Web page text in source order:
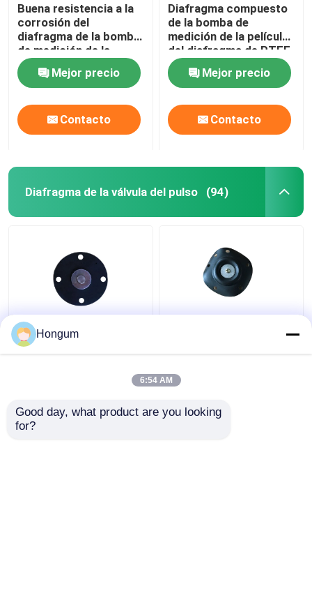
Buena resistencia a la
corrosión del
diafragma de la bomba
de medición de la
elasticidad de PTFE
EPDM Mejor precio
Contacto
Diafragma compuesto
de la bomba de
medición de la película
del diafragma de PTFE
EPDM
Mejor precio
Contacto
Diafragma de la válvula del pulso (94)
Resistencia del
envejecimiento del
del pulso del filtro del
Diafragma Ajuste ZBS
Válvula de Pulso
Hongum
6:54 AM
Good day, what product are you looking
for?